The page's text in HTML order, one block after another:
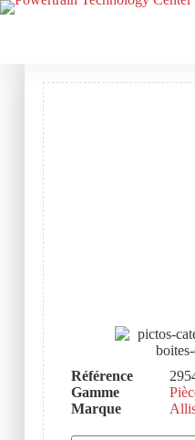
Référence
Gamme
Marque